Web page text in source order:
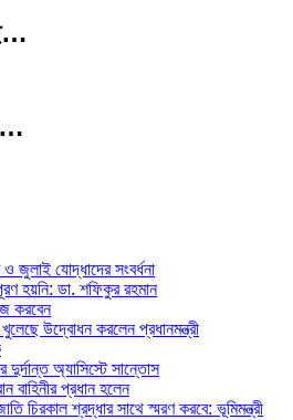
ও জুলাই যোদ্ধাদের সংবর্ধনা
হয়নি: ডা. শফিকুর রহমান
করবেন
উদ্বোধন করলেন প্রধানমন্ত্রী
দুর্দান্ত অ্যাসিস্টে সান্তোস
বাহিনীর প্রধান হলেন
চিরকাল শ্রদ্ধার সাথে স্মরণ করবে: ভূমিমন্ত্রী